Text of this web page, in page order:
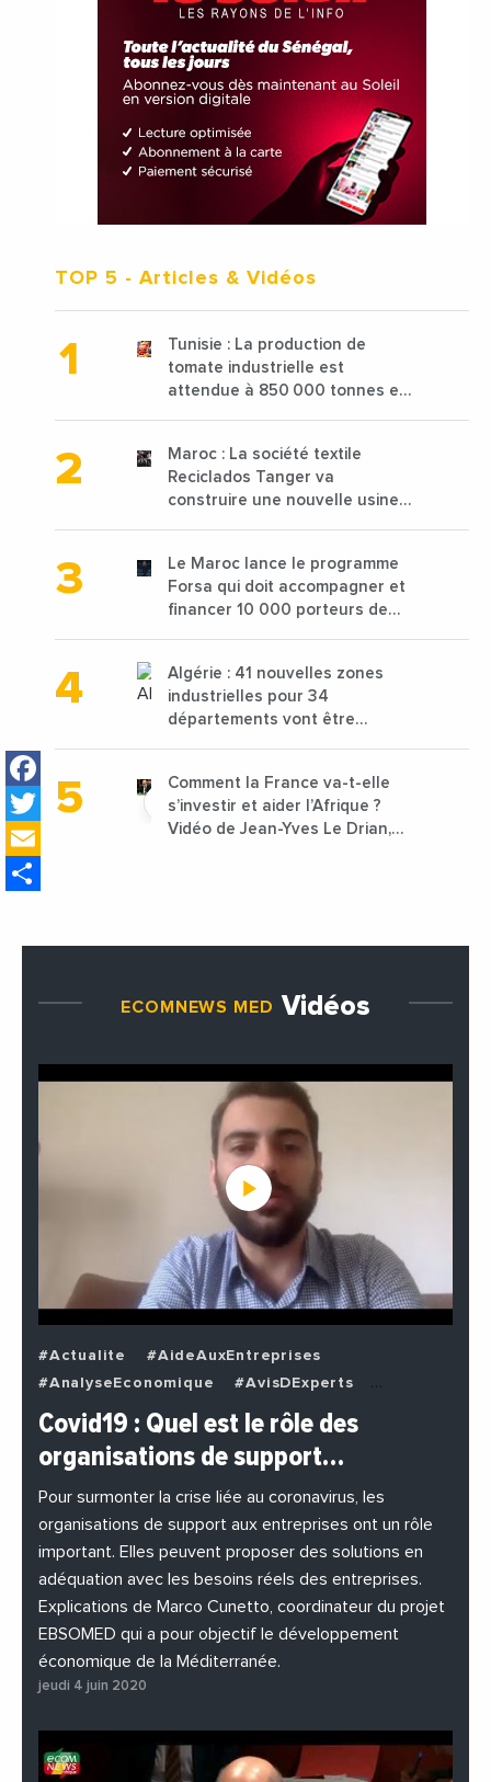
Facebook
Twitter
TOP 5 - Articles & Vidéos
Tunisie : La production de
tomate industrielle est
attendue à 850 000 tonnes en
Maroc : La société textile
Reciclados Tanger va
construire une nouvelle usine
Le Maroc lance le programme
Forsa qui doit accompagner et
financer 10 000 porteurs de
Algérie : 41 nouvelles zones
industrielles pour 34
départements vont être
Comment la France va-t-elle
s’investir et aider l’Afrique ?
Vidéo de Jean-Yves Le Drian,
ECOMNEWS MED Vidéos
#Actualite
#AideAuxEntreprises
#AnalyseEconomique
#AvisDExperts
#BuzzNews
#Decideurs
#EchangesMediterraneens
#EnDirectDe
#Entreprises
#Institutions
#PhotosEtVideos
Covid19 : Quel est le rôle des
organisations de support…
Pour surmonter la crise liée au coronavirus, les
organisations de support aux entreprises ont un rôle
important. Elles peuvent proposer des solutions en
adéquation avec les besoins réels des entreprises.
Explications de Marco Cunetto, coordinateur du projet
EBSOMED qui a pour objectif le développement
économique de la Méditerranée.
jeudi 4 juin 2020